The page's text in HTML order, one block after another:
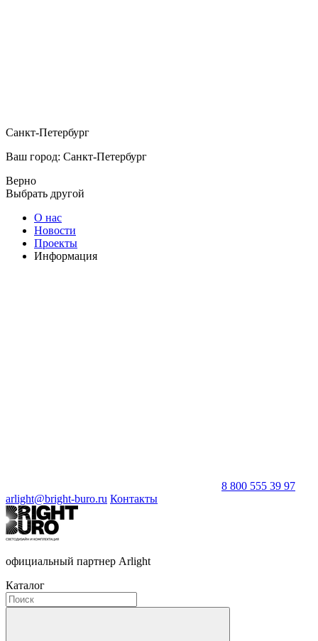
Санкт-Петербург
Ваш город: Санкт-Петербург
Верно
Выбрать другой
О нас
Новости
Проекты
Информация
8 800 555 39 97
arlight@bright-buro.ru Контакты
официальный партнер Arlight
Каталог